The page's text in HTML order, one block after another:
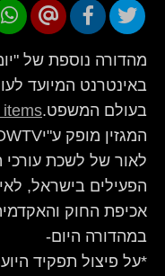
מהדורה נוספת של
באינטרנט המיועד
בעולם המשפט.items
לאור של לשכת עורכי
הפעילים בישראל,
אכיפת החוק
במהדורה היום-
*על פיצול תפקיד